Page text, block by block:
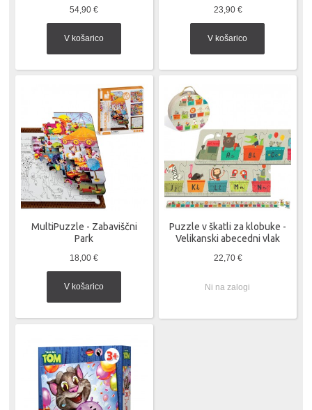
54,90 €
V košarico
23,90 €
V košarico
MultiPuzzle - Zabaviščni
Park
18,00 €
V košarico
Puzzle v škatli za klobuke -
Velikanski abecedni vlak
22,70 €
Ni na zalogi